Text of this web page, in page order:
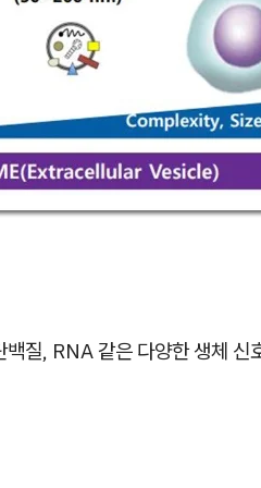
백질, RNA 같은 다양한 생체 신